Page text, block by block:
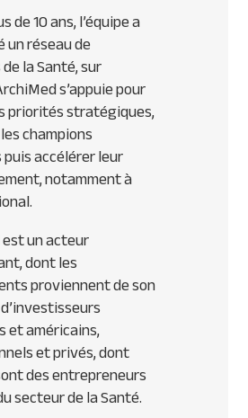
de 10 ans, l’équipe a
réseau de
la Santé, sur
s’appuie pour
priorités stratégiques,
champions
accélérer leur
notamment à
un acteur
dont les
proviennent de son
et américains,
et privés, dont
des entrepreneurs
secteur de la Santé.